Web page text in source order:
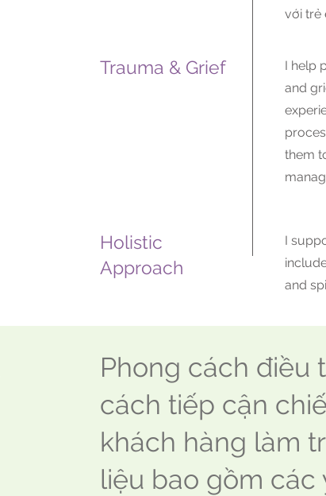
Trauma & Grief
Holistic
Approach
với trẻ
I help
and
them
I
and
Phong cách điều
cách tiếp cận
khách hàng làm
liệu bao gồm các